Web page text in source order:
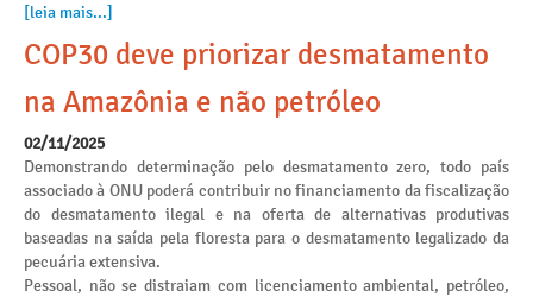
[leia mais...]
COP30 deve priorizar desmatamento
na Amazônia e não petróleo
02/11/2025
Demonstrando determinação pelo desmatamento zero, todo país
associado à ONU poderá contribuir no financiamento da fiscalização
do desmatamento ilegal e na oferta de alternativas produtivas
baseadas na saída pela floresta para o desmatamento legalizado da
pecuária extensiva.
Pessoal, não se distraiam com licenciamento ambiental, petróleo,